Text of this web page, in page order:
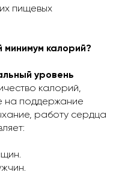
пищевых
минимум калорий?
уровень
калорий,
на поддержание
работу сердца